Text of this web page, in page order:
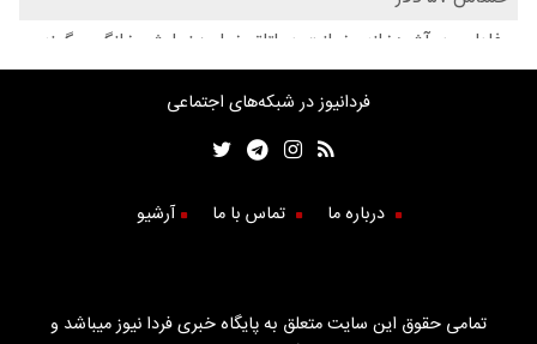
فردانیوز در شبکه‌های اجتماعی
درباره ما تماس با ما آرشیو
تمامی حقوق این سایت متعلق به پایگاه خبری فردا نیوز میباشد و